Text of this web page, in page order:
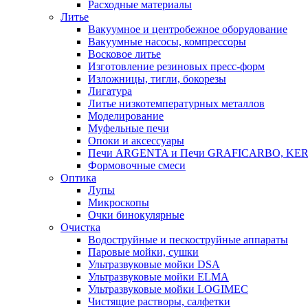
Расходные материалы
Литье
Вакуумное и центробежное оборудование
Вакуумные насосы, компрессоры
Восковое литье
Изготовление резиновых пресс-форм
Изложницы, тигли, бокорезы
Лигатура
Литье низкотемпературных металлов
Моделирование
Муфельные печи
Опоки и аксессуары
Печи ARGENTA и Печи GRAFICARBO,
Формовочные смеси
Оптика
Лупы
Микроскопы
Очки бинокулярные
Очистка
Водоструйные и пескоструйные аппараты
Паровые мойки, сушки
Ультразвуковые мойки DSA
Ультразвуковые мойки ELMA
Ультразвуковые мойки LOGIMEC
Чистящие растворы, салфетки